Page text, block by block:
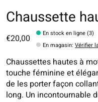
Chaussette
€20,00
En stock en ligne (3)
En magasin:Vérifier
Chaussettes hautes à
touche féminine et
de les porter façon
long. Un incontournable